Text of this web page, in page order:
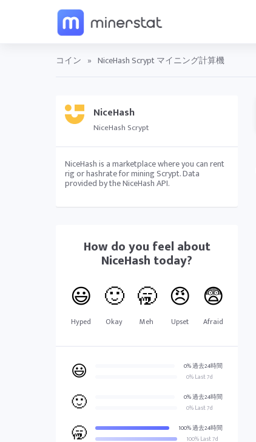
コイン » NiceHash Scrypt マイニング計算機
NiceHash
NiceHash Scrypt
NiceHash is a marketplace where you can rent
rig or hashrate for mining Scrypt. Data
provided by the NiceHash API.
How do you feel about
NiceHash today?
😃
Hyped
🙂
Okay
🥱
Meh
😠
Upset
😨
Afraid
😃
0% 過去24時間
0% Last 7d
🙂
0% 過去24時間
0% Last 7d
🥱
100% 過去24時間
100% Last 7d